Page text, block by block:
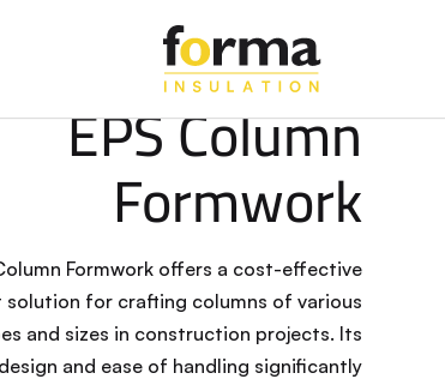
>
EPS FORMWORK
EPS Column
Formwork
Formwork offers a cost-effective
solution for crafting columns of various
and sizes in construction projects. Its
and ease of handling significantly